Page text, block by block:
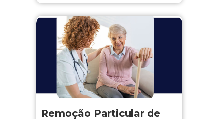
Remoção Particular de